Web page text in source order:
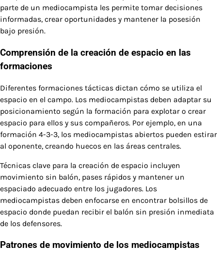
parte de un mediocampista les permite tomar decisiones
informadas, crear oportunidades y mantener la posesión
bajo presión.
Comprensión de la creación de espacio en las
formaciones
Diferentes formaciones tácticas dictan cómo se utiliza el
espacio en el campo. Los mediocampistas deben adaptar su
posicionamiento según la formación para explotar o crear
espacio para ellos y sus compañeros. Por ejemplo, en una
formación 4-3-3, los mediocampistas abiertos pueden estirar
al oponente, creando huecos en las áreas centrales.
Técnicas clave para la creación de espacio incluyen
movimiento sin balón, pases rápidos y mantener un
espaciado adecuado entre los jugadores. Los
mediocampistas deben enfocarse en encontrar bolsillos de
espacio donde puedan recibir el balón sin presión inmediata
de los defensores.
Patrones de movimiento de los mediocampistas